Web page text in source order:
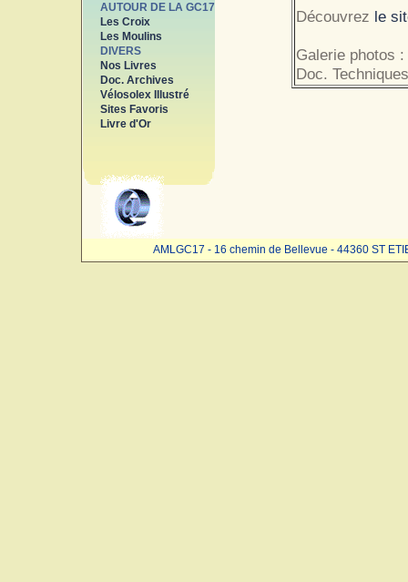
AUTOUR DE LA GC17
Les Croix
Les Moulins
DIVERS
Nos Livres
Doc. Archives
Vélosolex Illustré
Sites Favoris
Livre d'Or
Découvrez le
Galerie photos :
Doc.
AMLGC17 - 16 chemin de Bellevue - 44360 ST